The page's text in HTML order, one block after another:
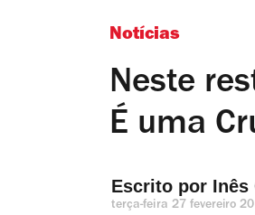
Notícias
Neste
É uma
Escrito por Inês
terça-feira 27 fevereiro